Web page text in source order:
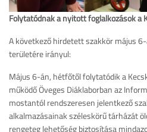
Folytatódnak a nyitott foglalkozások a
A következő hirdetett szakkör május
területére irányul:
Május 6-án, hétfőtől folytatódik a
működő Öveges Diáklaborban az
mostantól rendszeresen jelentkező
alkalmazásainak széleskörű tárházát
rengeteg lehetőség biztosítása